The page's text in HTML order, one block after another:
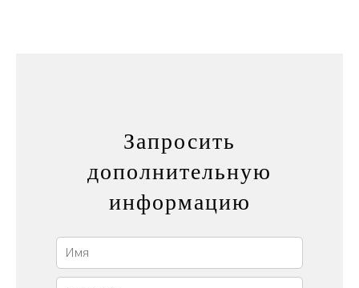
Запросить
дополнительную
информацию